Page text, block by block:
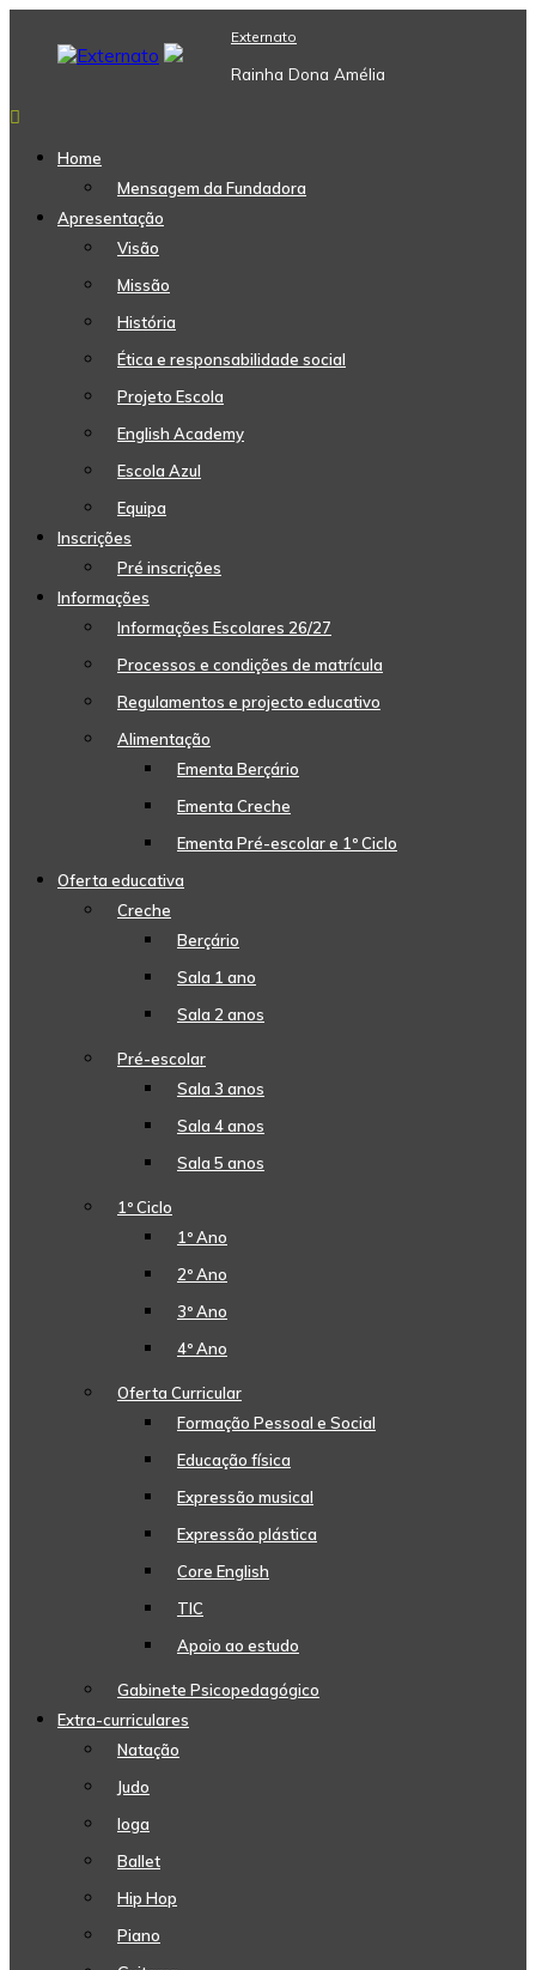
content
Externato
Rainha Dona Amélia
Home
Mensagem da Fundadora
Apresentação
Visão
Missão
História
Ética e responsabilidade social
Projeto Escola
English Academy
Escola Azul
Equipa
Inscrições
Pré inscrições
Informações
Informações Escolares 26/27
Processos e condições de matrícula
Regulamentos e projecto educativo
Alimentação
Ementa Berçário
Ementa Creche
Ementa Pré-escolar e 1º Ciclo
Oferta educativa
Creche
Berçário
Sala 1 ano
Sala 2 anos
Pré-escolar
Sala 3 anos
Sala 4 anos
Sala 5 anos
1º Ciclo
1º Ano
2º Ano
3º Ano
4º Ano
Oferta Curricular
Formação Pessoal e Social
Educação física
Expressão musical
Expressão plástica
Core English
TIC
Apoio ao estudo
Gabinete Psicopedagógico
Extra-curriculares
Natação
Judo
Ioga
Ballet
Hip Hop
Piano